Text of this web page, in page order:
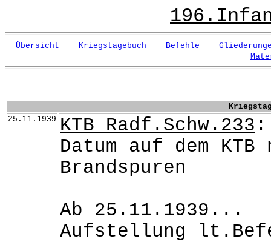
Übersicht Kriegstagebuch Befehle
25.11.1939 KTB Radf.Schw.233 :
Datum auf dem
Brandspuren
Ab 25.11.1939...
Aufstellung